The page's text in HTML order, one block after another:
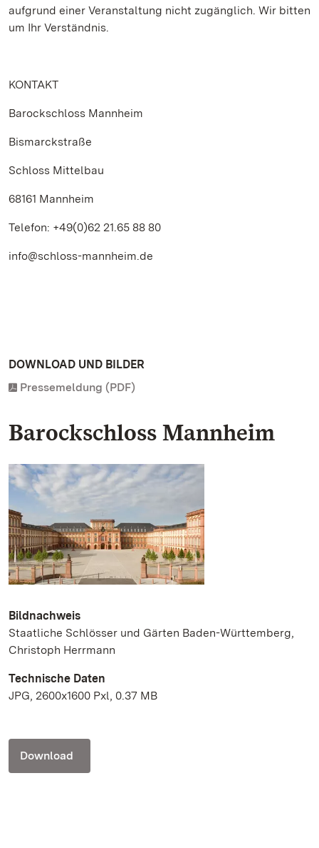
aufgrund einer Veranstaltung nicht zugänglich. Wir bitten
um Ihr Verständnis.
KONTAKT
Barockschloss Mannheim
Bismarckstraße
Schloss Mittelbau
68161 Mannheim
Telefon: +49(0)62 21.65 88 80
info@schloss-mannheim.de
DOWNLOAD UND BILDER
Pressemeldung (PDF)
Barockschloss Mannheim
Bildnachweis
Staatliche Schlösser und Gärten Baden-Württemberg,
Christoph Herrmann
Technische Daten
JPG, 2600x1600 Pxl, 0.37 MB
Download